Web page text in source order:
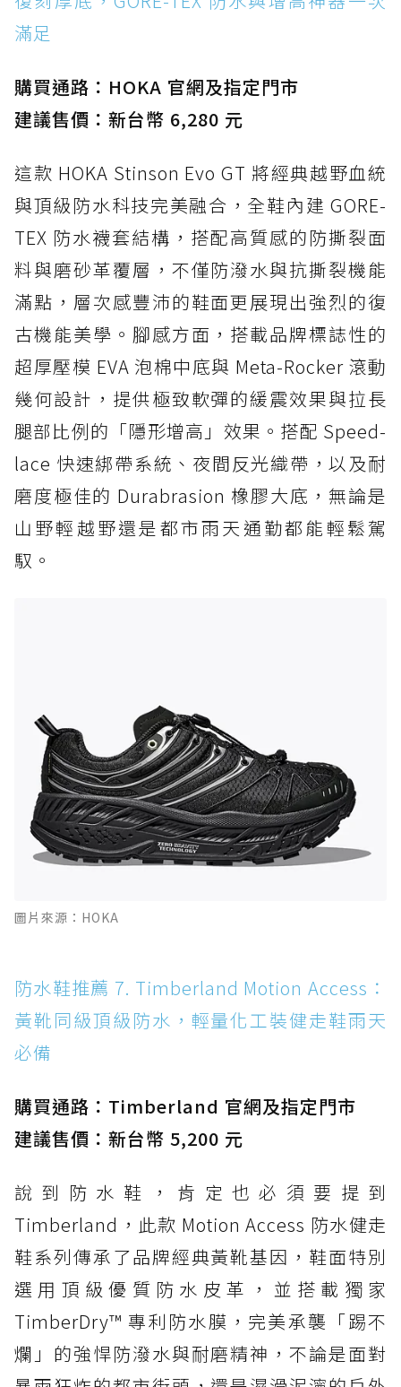
滿足
購買通路：HOKA 官網及指定門市
建議售價：新台幣 6,280 元
這款 HOKA Stinson Evo GT 將經典越野血統
與頂級防水科技完美融合，全鞋內建 GORE-
TEX 防水襪套結構，搭配高質感的防撕裂面
料與磨砂革覆層，不僅防潑水與抗撕裂機能
滿點，層次感豐沛的鞋面更展現出強烈的復
古機能美學。腳感方面，搭載品牌標誌性的
超厚壓模 EVA 泡棉中底與 Meta-Rocker 滾動
幾何設計，提供極致軟彈的緩震效果與拉長
腿部比例的「隱形增高」效果。搭配 Speed-
lace 快速綁帶系統、夜間反光織帶，以及耐
磨度極佳的 Durabrasion 橡膠大底，無論是
山野輕越野還是都市雨天通勤都能輕鬆駕
馭。
圖片來源：HOKA
防水鞋推薦 7. Timberland Motion Access：
黃靴同級頂級防水，輕量化工裝健走鞋雨天
必備
購買通路：Timberland 官網及指定門市
建議售價：新台幣 5,200 元
說到防水鞋，肯定也必須要提到
Timberland，此款 Motion Access 防水健走
鞋系列傳承了品牌經典黃靴基因，鞋面特別
選用頂級優質防水皮革，並搭載獨家
TimberDry™ 專利防水膜，完美承襲「踢不
爛」的強悍防潑水與耐磨精神，不論是面對